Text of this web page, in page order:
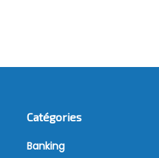
Catégories
Banking